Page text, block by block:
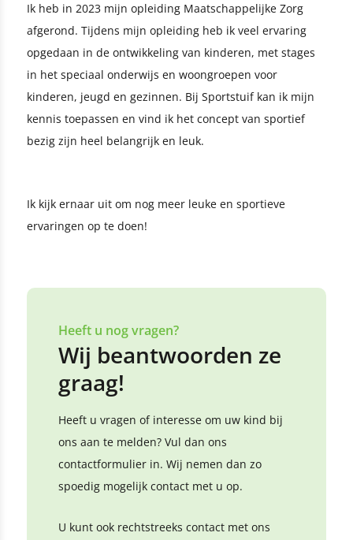
Ik heb in 2023 mijn opleiding Maatschappelijke Zorg
afgerond. Tijdens mijn opleiding heb ik veel ervaring
opgedaan in de ontwikkeling van kinderen, met stages
in het speciaal onderwijs en woongroepen voor
kinderen, jeugd en gezinnen. Bij Sportstuif kan ik mijn
kennis toepassen en vind ik het concept van sportief
bezig zijn heel belangrijk en leuk.
Ik kijk ernaar uit om nog meer leuke en sportieve
ervaringen op te doen!
Heeft u nog vragen?
Wij beantwoorden ze
graag!
Heeft u vragen of interesse om uw kind bij
ons aan te melden? Vul dan ons
contactformulier in. Wij nemen dan zo
spoedig mogelijk contact met u op.
U kunt ook rechtstreeks contact met ons